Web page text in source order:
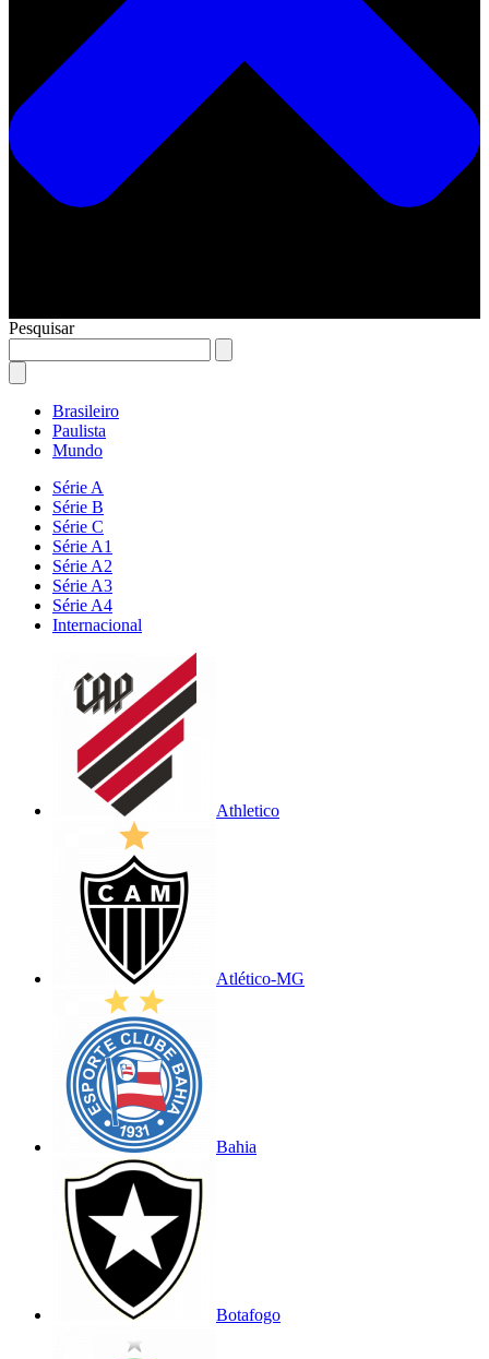
Pesquisar
Brasileiro
Paulista
Mundo
Série A
Série B
Série C
Série A1
Série A2
Série A3
Série A4
Internacional
Athletico
Atlético-MG
Bahia
Botafogo